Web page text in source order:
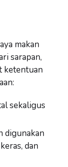
makan
sarapan,
ketentuan
sekaligus
digunakan
dan